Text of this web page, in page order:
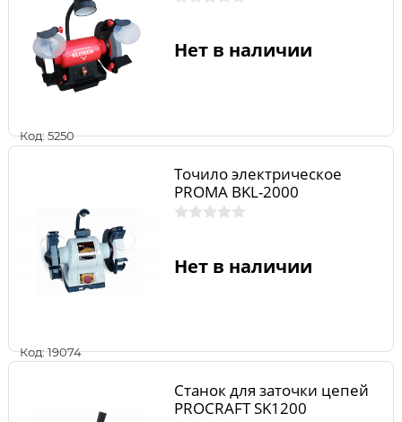
Код: 5250
Нет в наличии
Код: 19074
Точило электрическое
PROMA BKL-2000
Нет в наличии
Станок для заточки цепей
PROCRAFT SK1200